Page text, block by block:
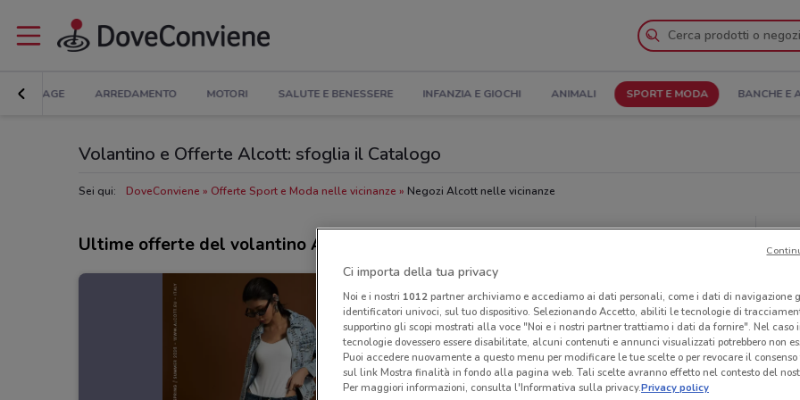
BRICOLAGE ARREDAMENTO MOTORI SALUTE E BENESSERE INFANZIA E GIOCHI ANIMALI SPORT E MODA BANCHE E
Volantino e Offerte Alcott: sfoglia il Catalogo
Sei qui: DoveConviene Offerte Sport e Moda nelle vicinanze Negozi Alcott nelle vicinanze
Ultime offerte del volantino Alcott
Ci importa della tua privacy
Noi e i nostri 1012partner archiviamo e accediamo ai dati personali, come i dati di navigazione
identificatori univoci, sul tuo dispositivo. Selezionando Accetto, abiliti le tecnologie di
supportino gli scopi mostrati alla voce "Noi e i nostri partner trattiamo i dati da fornire". Nel caso
tecnologie dovessero essere disabilitate, alcuni contenuti e annunci visualizzati potrebbero non
Puoi accedere nuovamente a questo menu per modificare le tue scelte o per revocare il
sul link Mostra finalità in fondo alla pagina web. Tali scelte avranno effetto nel contesto del
Per maggiori informazioni, consulta l'Informativa sulla privacy.Privacy policy